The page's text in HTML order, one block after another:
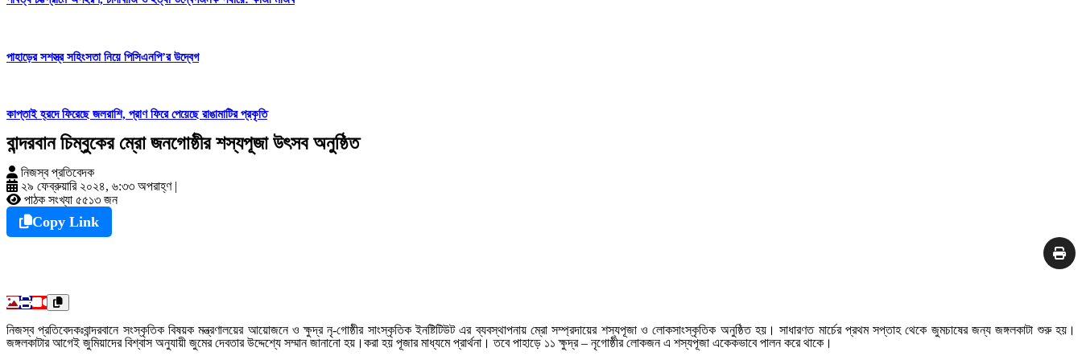
পাহাড়ের সশস্ত্র সহিংসতা নিয়ে পিসিএনপি’র উদ্বেগ
কাপ্তাই হ্রদে ফিরেছে জলরাশি, প্রাণ ফিরে পেয়েছে রাঙামাটির প্রকৃতি
বান্দরবান চিম্বুকের ম্রো জনগোষ্ঠীর শস্যপূজা উৎসব অনুষ্ঠিত
নিজস্ব প্রতিবেদক
২৯ ফেব্রুয়ারি ২০২৪, ৬:৩৩ অপরাহ্ণ |
পাঠক সংখ্যা ৫৫১৩ জন
Copy Link
নিজস্ব প্রতিবেদকঃবান্দরবানে সংস্কৃতিক বিষয়ক মন্ত্রণালয়ের আয়োজনে ও ক্ষুদ্র নৃ-গোষ্ঠীর সাংস্কৃতিক ইনষ্টিটিউট এর ব্যবস্থাপনায় ম্রো সম্প্রদায়ের শস্যপূজা ও লোকসাংস্কৃতিক অনুষ্ঠিত হয়। সাধারণত মার্চের প্রথম সপ্তাহ থেকে জুমচাষের জন্য জঙ্গলকাটা শুরু হয়।
জঙ্গলকাটার আগেই জুমিয়াদের বিশ্বাস অনুযায়ী জুমের দেবতার উদ্দেশ্যে সম্মান জানানো হয়।করা হয় পূজার মাধ্যমে প্রার্থনা। তবে পাহাড়ে ১১ ক্ষুদ্র – নৃগোষ্ঠীর লোকজন এ শস্যপূজা একেকভাবে পালন করে থাকে।